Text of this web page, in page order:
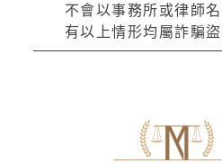
不會以事務所或律師
有以上情形均屬詐騙